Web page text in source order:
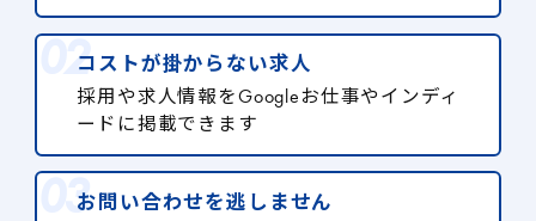
コストが掛からない求人
採用や求人情報をGoogleお仕事やインディ
ードに掲載できます
お問い合わせを逃しません